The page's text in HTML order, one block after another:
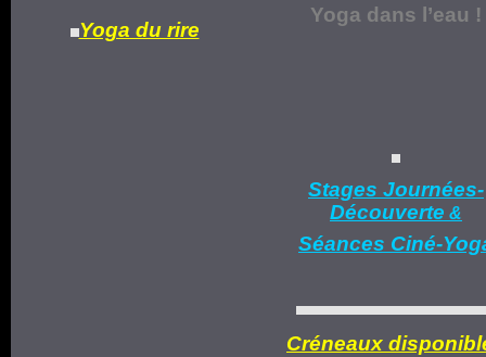
Yoga du rire
Yoga dans l’eau !
Stages Journées-
Découverte &
Séances Ciné-
Créneaux